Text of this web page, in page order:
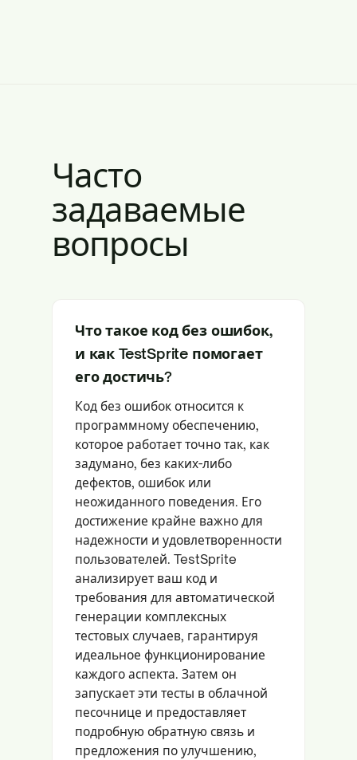
Часто
задаваемые
вопросы
Что такое код без ошибок,
и как TestSprite помогает
его достичь?
Код без ошибок относится к
программному обеспечению,
которое работает точно так, как
задумано, без каких-либо
дефектов, ошибок или
неожиданного поведения. Его
достижение крайне важно для
надежности и удовлетворенности
пользователей. TestSprite
анализирует ваш код и
требования для автоматической
генерации комплексных
тестовых случаев, гарантируя
идеальное функционирование
каждого аспекта. Затем он
запускает эти тесты в облачной
песочнице и предоставляет
подробную обратную связь и
предложения по улучшению,